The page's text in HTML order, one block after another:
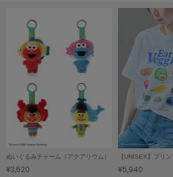
HOKA ONEONE
ホカ オネオネ
KEEN
キーン
LAATO
ラート
ル
ぬいぐるみチャーム（アクアリウム）
¥3,520 ¥5,940